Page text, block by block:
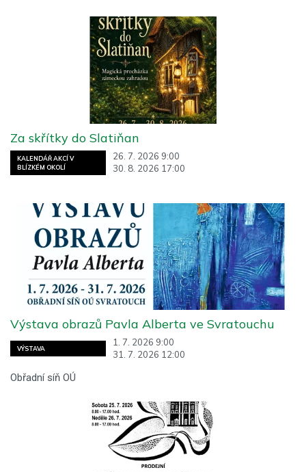
KALENDÁŘ AKCÍ V
BLÍZKÉM OKOLÍ
26. 7. 2026 9:00
30. 8. 2026 17:00
Za skřítky do Slatiňan
VÝSTAVA
1. 7. 2026 9:00
31. 7. 2026 12:00
Výstava obrazů Pavla Alberta ve Svratouchu
Obřadní síň OÚ